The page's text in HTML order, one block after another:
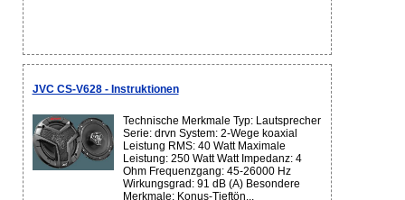
JVC CS-V628 - Instruktionen
Technische Merkmale Typ: Lautsprecher
Serie: drvn System: 2-Wege koaxial
Leistung RMS: 40 Watt Maximale
Leistung: 250 Watt Watt Impedanz: 4
Ohm Frequenzgang: 45-26000 Hz
Wirkungsgrad: 91 dB (A) Besondere
Merkmale: Konus-Tieftön...